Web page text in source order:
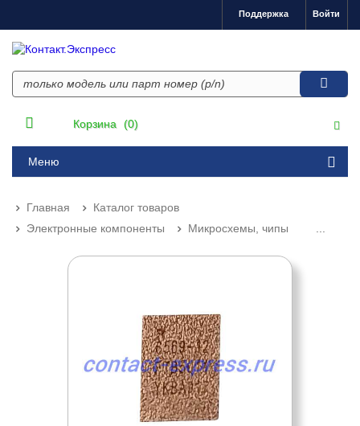
Войти
Поддержка
Корзина (0)
Меню
Главная
Каталог товаров
Электронные компоненты
Микросхемы, чипы